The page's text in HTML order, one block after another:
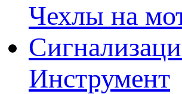
Чехлы на
Инструмент